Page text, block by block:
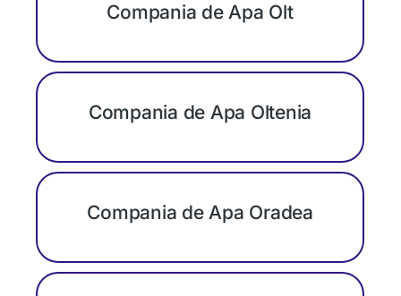
Compania de Apa Olt
Compania de Apa Oltenia
Compania de Apa Oradea